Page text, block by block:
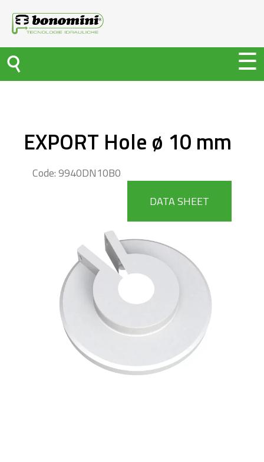
EXPORT Hole ø 10 mm
Code: 9940DN10B0
DATA SHEET